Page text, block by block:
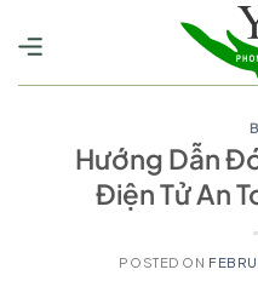
to
Hướng Dẫn
Điện Tử An
POSTED ON